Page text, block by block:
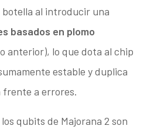
al introducir una
basados en plomo
anterior), lo que dota al chip
estable y duplica
a errores.
qubits de Majorana 2 son